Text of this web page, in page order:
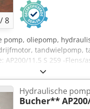
/8
pomp, oliepomp,
tandwielpomp,
11.5 S 259 -Flens/
98/84/H100
Hydraulische
Bucher**